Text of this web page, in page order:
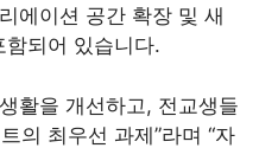
에이션 공간 확장 및 새
되어 있습니다.
활을 개선하고, 전교생들
의 최우선 과제”라며 “자